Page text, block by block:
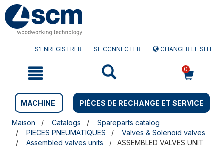
Aller
au
contenu
Menu
sauter
S'ENREGISTRER SE CONNECTER CHANGER LE SITE
0
MACHINE PIÈCES DE RECHANGE ET SERVICE
Maison Catalogs
Spareparts catalog
PIECES PNEUMATIQUES
Valves & Solenoid valves
Assembled valves units
ASSEMBLED VALVES UNIT